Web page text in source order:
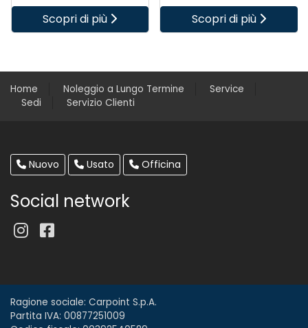
di più Scopri di più
Home Noleggio a Lungo Termine
Service
Sedi
Servizio Clienti
Nuovo Usato Officina
Social network
Ragione sociale: Carpoint S.p.A.
Partita IVA: 00877251009